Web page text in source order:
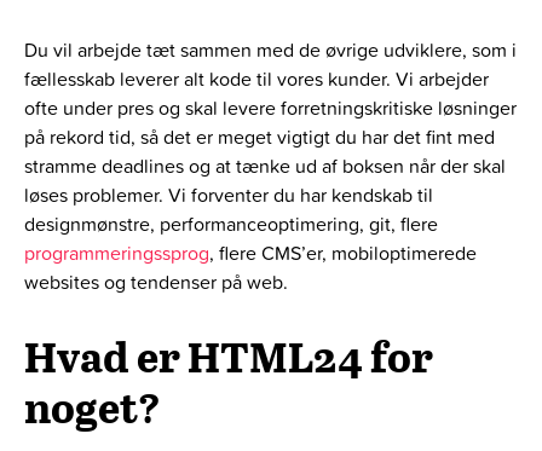
Du vil arbejde tæt sammen med de øvrige udviklere, som i
fællesskab leverer alt kode til vores kunder. Vi arbejder
ofte under pres og skal levere forretningskritiske løsninger
på rekord tid, så det er meget vigtigt du har det fint med
stramme deadlines og at tænke ud af boksen når der skal
løses problemer. Vi forventer du har kendskab til
designmønstre, performanceoptimering, git, flere
programmeringssprog, flere CMS’er, mobiloptimerede
websites og tendenser på web.
Hvad er HTML24 for
noget?